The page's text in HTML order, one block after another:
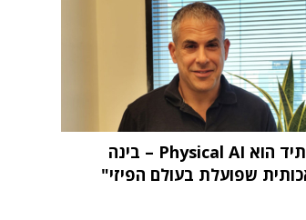
"העתיד הוא Physical AI – בינה
שפועלת בעולם הפיזי"